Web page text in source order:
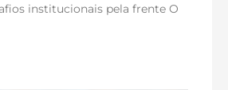
institucionais pela frente O